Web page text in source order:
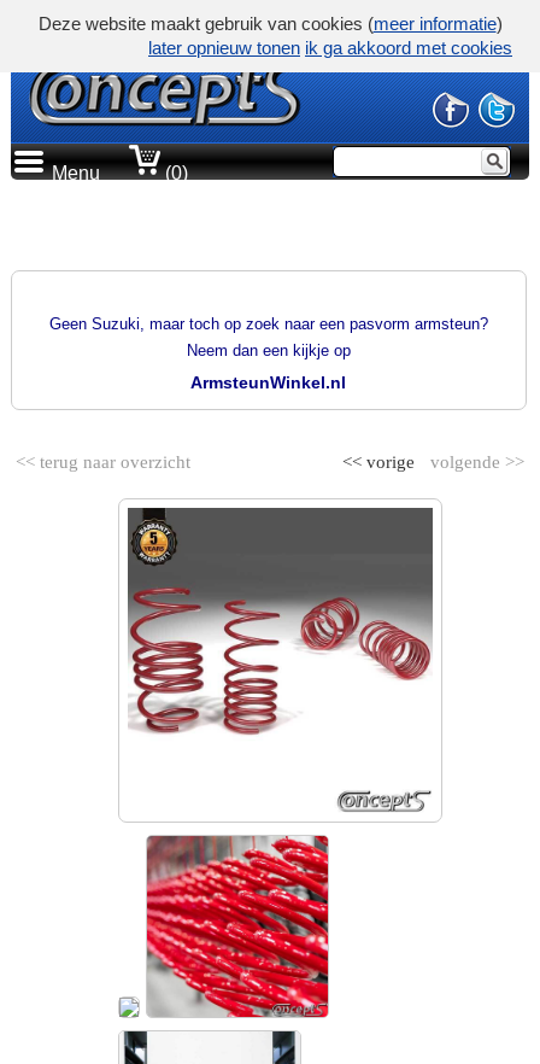
Menu (0)
Geen Suzuki, maar toch op zoek naar een pasvorm armsteun?
Neem dan een kijkje op
ArmsteunWinkel.nl
<< terug naar overzicht volgende >>
<< vorige
Deze website maakt gebruik van cookies (meer informatie)
later opnieuw tonen ik ga akkoord met cookies